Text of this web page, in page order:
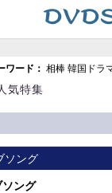
ワード： 相棒 韓国ドラ
気特集
ソング
ング